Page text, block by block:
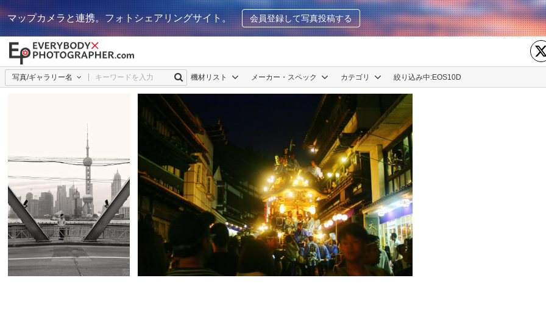
マップカメラと連携。フォトシェアリングサイト。 会員登録して写真投稿する
写真/ギャラリー名 機材リスト メーカー・スペック カテゴリ 絞り込み中:EOS10D
Bowjack MOORE（某若夢話） 1 0 愚ララバイ